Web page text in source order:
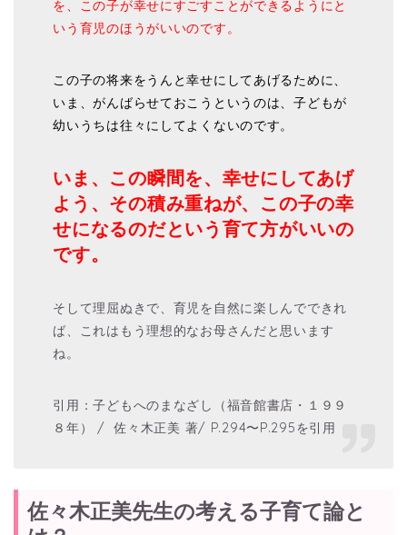
を、この子が幸せにすごすことができるようにと
いう育児のほうがいいのです。
この子の将来をうんと幸せにしてあげるために、
いま、がんばらせておこうというのは、子どもが
幼いうちは往々にしてよくないのです。
いま、この瞬間を、幸せにしてあげ
よう、その積み重ねが、この子の幸
せになるのだという育て方がいいの
です。
そして理屈ぬきで、育児を自然に楽しんでできれ
ば、これはもう理想的なお母さんだと思います
ね。
引用：子どもへのまなざし（福音館書店・１９９
８年） / 佐々木正美 著/ P.294〜P.295を引用
佐々木正美先生の考える子育て論と